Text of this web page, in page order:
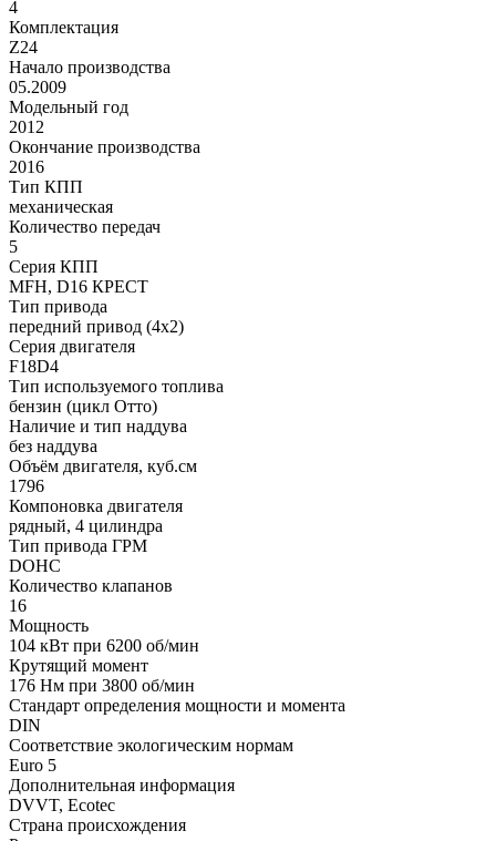
4
Комплектация
Z24
Начало производства
05.2009
Модельный год
2012
Окончание производства
2016
Тип КПП
механическая
Количество передач
5
Серия КПП
MFH, D16 КРЕСТ
Тип привода
передний привод (4x2)
Серия двигателя
F18D4
Тип используемого топлива
бензин (цикл Отто)
Наличие и тип наддува
без наддува
Объём двигателя, куб.см
1796
Компоновка двигателя
рядный, 4 цилиндра
Тип привода ГРМ
DOHC
Количество клапанов
16
Мощность
104 кВт при 6200 об/мин
Крутящий момент
176 Нм при 3800 об/мин
Стандарт определения мощности и момента
DIN
Соответствие экологическим нормам
Euro 5
Дополнительная информация
DVVT, Ecotec
Страна происхождения